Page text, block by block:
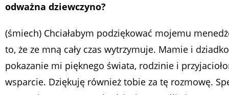
odważna dziewczyno?
(śmiech) Chciałabym podziękować mojemu
to, że ze mną cały czas wytrzymuje. Mamie i
pokazanie mi pięknego świata, rodzinie i
wsparcie. Dziękuję również tobie za tę rozmowę.